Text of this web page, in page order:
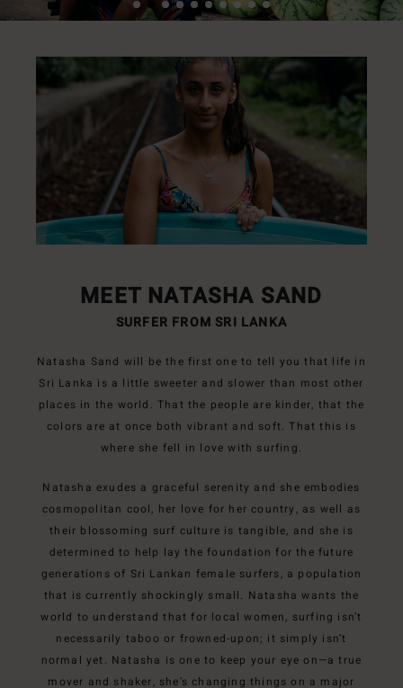
MEET NATASHA SAND
SURFER FROM SRI LANKA
Natasha Sand will be the first one to tell you that life in
Sri Lanka is a little sweeter and slower than most other
places in the world. That the people are kinder, that the
colors are at once both vibrant and soft. That this is
where she fell in love with surfing.
Natasha exudes a graceful serenity and she embodies
cosmopolitan cool, her love for her country, as well as
their blossoming surf culture is tangible, and she is
determined to help lay the foundation for the future
generations of Sri Lankan female surfers, a population
that is currently shockingly small. Natasha wants the
world to understand that for local women, surfing isn’t
necessarily taboo or frowned-upon; it simply isn’t
normal yet. Natasha is one to keep your eye on—a true
mover and shaker, she’s changing things on a major